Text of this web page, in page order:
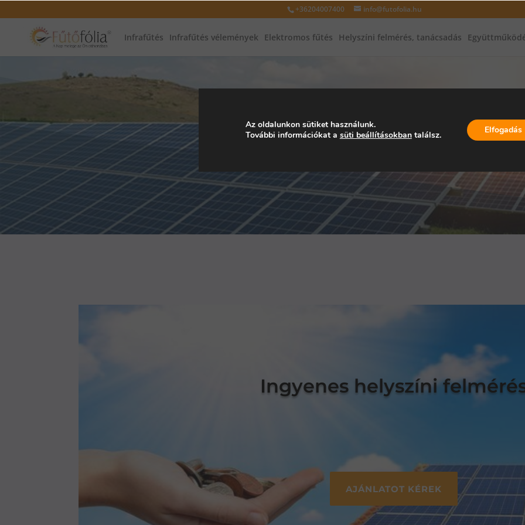
+36204007400 info@futofolia.hu
Infrafűtés Infrafűtés vélemények Elektromos fűtés Helyszíni felmérés, tanácsadás
NAPELEM
Ingyenes helyszíni
AJÁNLATOT KÉREK
Az oldalunkon sütiket használunk.
További információkat a süti beállításokbantalálsz. Elfogadás